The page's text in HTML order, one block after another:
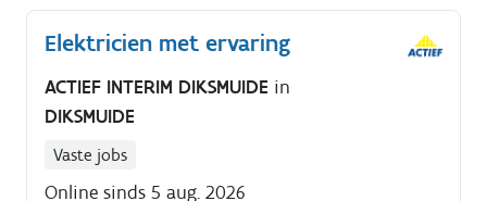
aantrekkelijke winkel waar klanten graag
terugkomen Je pakt commerciële kansen en denkt
Elektricien met ervaring
ACTIEF INTERIM DIKSMUIDE in
DIKSMUIDE
Vaste jobs
Online sinds 5 aug. 2026